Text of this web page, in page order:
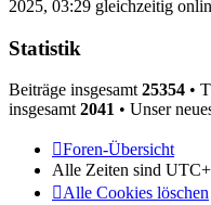
2025, 03:29 gleichzeitig
Statistik
Beiträge insgesamt 25354 •
insgesamt 2041 • Unser
Foren-Übersicht
Alle Zeiten sind
Alle Cookies löschen